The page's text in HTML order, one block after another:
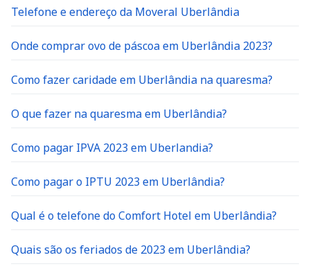
Telefone e endereço da Moveral Uberlândia
Onde comprar ovo de páscoa em Uberlândia 2023?
Como fazer caridade em Uberlândia na quaresma?
O que fazer na quaresma em Uberlândia?
Como pagar IPVA 2023 em Uberlandia?
Como pagar o IPTU 2023 em Uberlândia?
Qual é o telefone do Comfort Hotel em Uberlândia?
Quais são os feriados de 2023 em Uberlândia?